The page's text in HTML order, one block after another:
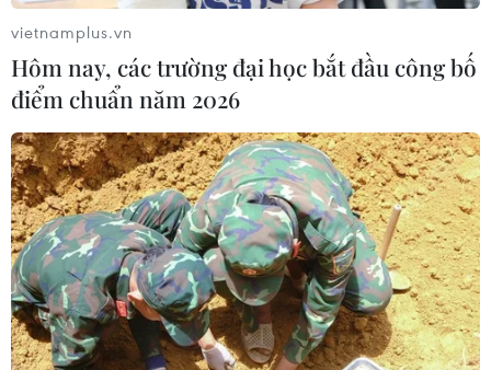
đạt 156% kế hoạch năm 2021; vốn đầu tư trong nước là
2.387 tỷ đồng, đạt 119% kế hoạch năm.
vietnamplus.vn
Hôm nay, các trường đại học bắt đầu công bố
điểm chuẩn năm 2026